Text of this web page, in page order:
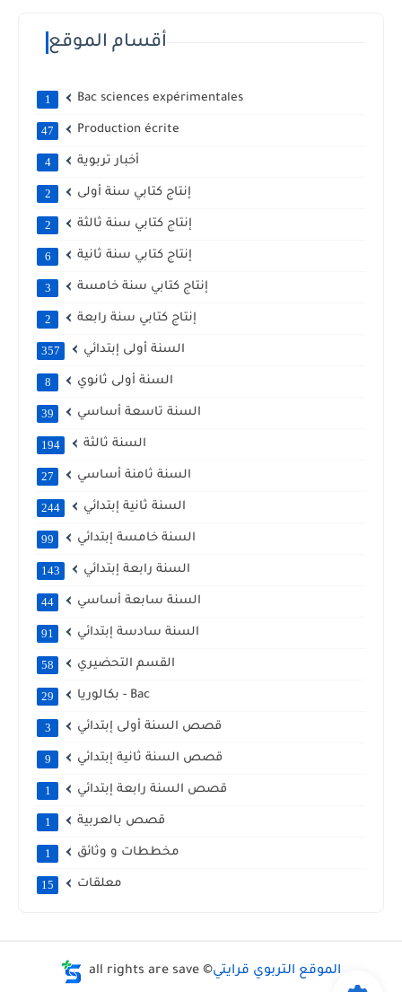
أقسام الموقع
Bac sciences expérimentales
1
Production écrite
47
أخبار تربوية 4
إنتاج كتابي سنة أولى 2
إنتاج كتابي سنة ثالثة 2
إنتاج كتابي سنة ثانية 6
إنتاج كتابي سنة خامسة 3
إنتاج كتابي سنة رابعة 2
السنة أولى إبتدائي 357
السنة أولى ثانوي 8
السنة تاسعة أساسي 39
السنة ثالثة 194
السنة ثامنة أساسي 27
السنة ثانية إبتدائي 244
السنة خامسة إبتدائي 99
السنة رابعة إبتدائي 143
السنة سابعة أساسي 44
السنة سادسة إبتدائي 91
القسم التحضيري 58
بكالوريا - Bac 29
قصص السنة أولى إبتدائي 3
قصص السنة ثانية إبتدائي 9
قصص السنة رابعة إبتدائي 1
قصص بالعربية 1
مخططات و وثائق 1
معلقات 15
all rights are save ©الموقع التربوي قرايتي